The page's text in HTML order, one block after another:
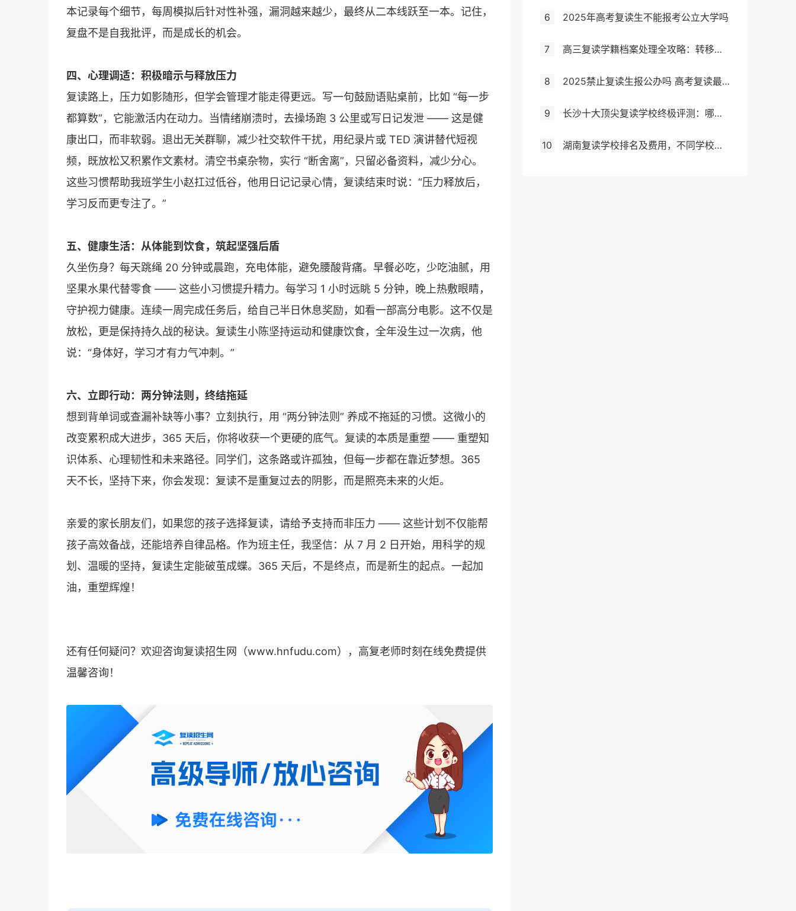
本记录每个细节，每周模拟后针对性补强，漏洞越来越少，最终从二本线跃至一本。记住，
复盘不是自我批评，而是成长的机会。
四、心理调适：积极暗示与释放压力
复读路上，压力如影随形，但学会管理才能走得更远。写一句鼓励语贴桌前，比如 “每一步
都算数”，它能激活内在动力。当情绪崩溃时，去操场跑 3 公里或写日记发泄 —— 这是健
康出口，而非软弱。退出无关群聊，减少社交软件干扰，用纪录片或 TED 演讲替代短视
频，既放松又积累作文素材。清空书桌杂物，实行 “断舍离”，只留必备资料，减少分心。
这些习惯帮助我班学生小赵扛过低谷，他用日记记录心情，复读结束时说：“压力释放后，
学习反而更专注了。”
五、健康生活：从体能到饮食，筑起坚强后盾
久坐伤身？每天跳绳 20 分钟或晨跑，充电体能，避免腰酸背痛。早餐必吃，少吃油腻，用
坚果水果代替零食 —— 这些小习惯提升精力。每学习 1 小时远眺 5 分钟，晚上热敷眼睛，
守护视力健康。连续一周完成任务后，给自己半日休息奖励，如看一部高分电影。这不仅是
放松，更是保持持久战的秘诀。 复读生小陈坚持运动和健康饮食，全年没生过一次病，他
说：“身体好，学习才有力气冲刺。”
六、立即行动：两分钟法则，终结拖延
想到背单词或查漏补缺等小事？立刻执行，用 “两分钟法则” 养成不拖延的习惯。这微小的
改变累积成大进步，365 天后，你将收获一个更硬的底气。 复读的本质是重塑 —— 重塑知
识体系、心理韧性和未来路径。同学们，这条路或许孤独，但每一步都在靠近梦想。365
天不长，坚持下来，你会发现：复读不是重复过去的阴影，而是照亮未来的火炬。
亲爱的家长朋友们，如果您的孩子选择复读，请给予支持而非压力 —— 这些计划不仅能帮
孩子高效备战，还能培养自律品格。作为班主任，我坚信：从 7 月 2 日开始，用科学的规
划、温暖的坚持，复读生定能破茧成蝶。365 天后，不是终点，而是新生的起点。一起加
油，重塑辉煌！
还有任何疑问？欢迎咨询复读招生网 （www.hnfudu.com），高复老师时刻在线免费提供
温馨咨询！
6 2025年高考复读生不能报考公立大学吗
7 高三复读学籍档案处理全攻略：转移、保管及复读后的学籍状态详解！
8 2025禁止复读生报公办吗 高考复读最新政策要求
9 长沙十大顶尖复读学校终极评测：哪所最适合你？
10 湖南复读学校排名及费用，不同学校价格参考